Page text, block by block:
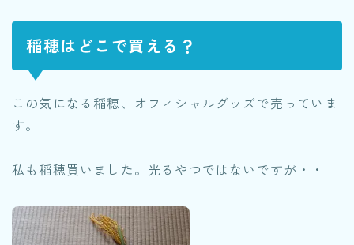
稲穂はどこで買える？
この気になる稲穂、オフィシャルグッズで売っていま
す。
私も稲穂買いました。光るやつではないですが・・